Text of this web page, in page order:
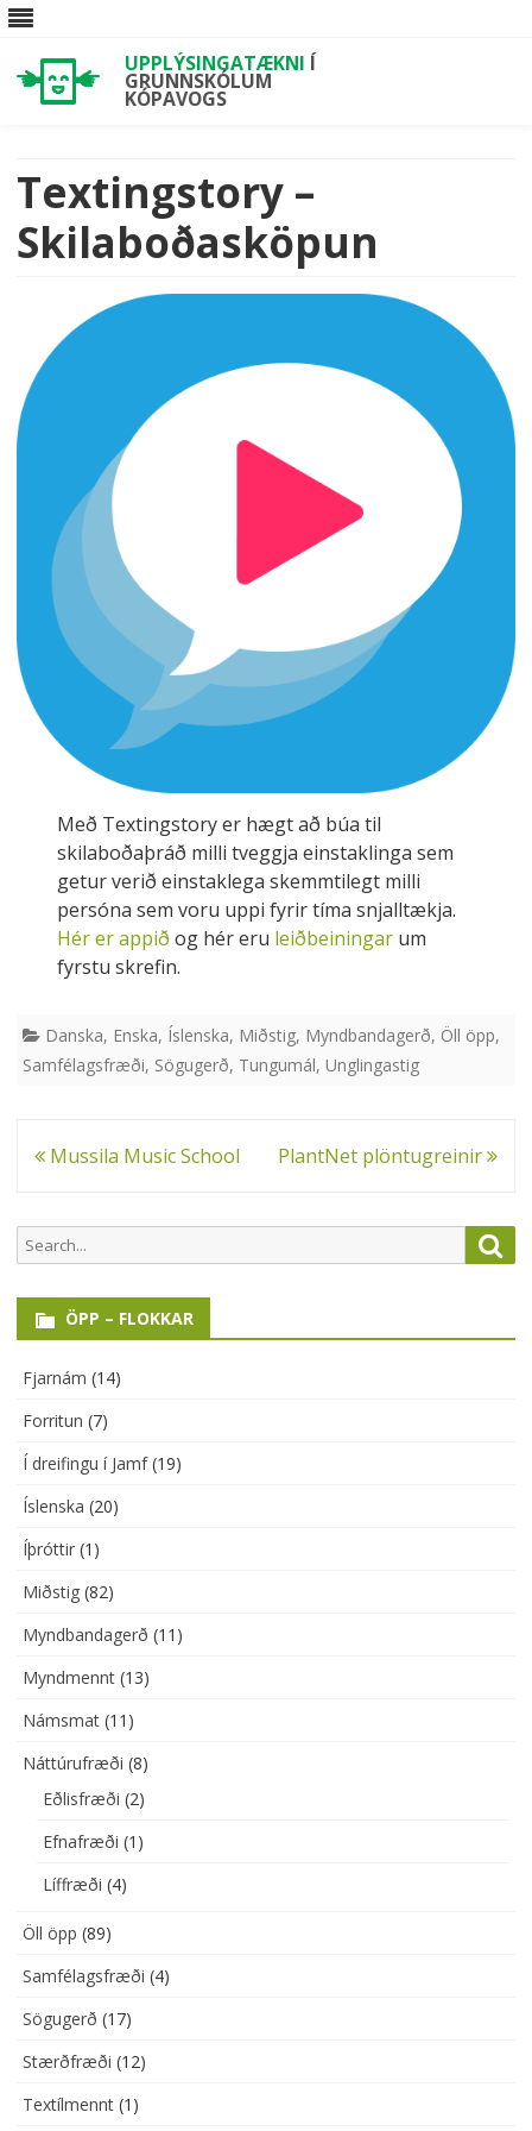
UPPLÝSINGATÆKNI Í
GRUNNSKÓLUM
KÓPAVOGS
Textingstory –
Skilaboðasköpun
Með Textingstory er hægt að búa til
skilaboðaþráð milli tveggja einstaklinga sem
getur verið einstaklega skemmtilegt milli
persóna sem voru uppi fyrir tíma snjalltækja.
Hér er appið og hér eru leiðbeiningarum
fyrstu skrefin.
Danska, Enska, Íslenska, Miðstig, Myndbandagerð, Öll öpp,
Samfélagsfræði, Sögugerð, Tungumál, Unglingastig
Leiðarkerfi
Mussila Music School PlantNet plöntugreinir
Search
for:
ÖPP – FLOKKAR
Fjarnám (14)
Forritun (7)
Í dreifingu í Jamf(19)
Íslenska (20)
Íþróttir (1)
Miðstig (82)
Myndbandagerð (11)
Myndmennt (13)
Námsmat (11)
Náttúrufræði (8)
Eðlisfræði (2)
Efnafræði (1)
Líffræði (4)
Öll öpp (89)
Samfélagsfræði (4)
Sögugerð (17)
Stærðfræði (12)
Textílmennt (1)